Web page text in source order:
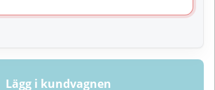
Lägg i kundvagnen